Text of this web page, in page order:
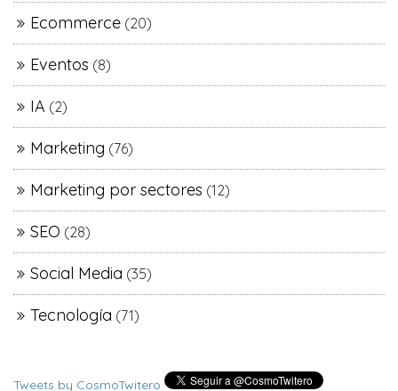
Ecommerce (20)
Eventos (8)
IA (2)
Marketing (76)
Marketing por sectores (12)
SEO (28)
Social Media (35)
Tecnología (71)
Tweets by CosmoTwitero